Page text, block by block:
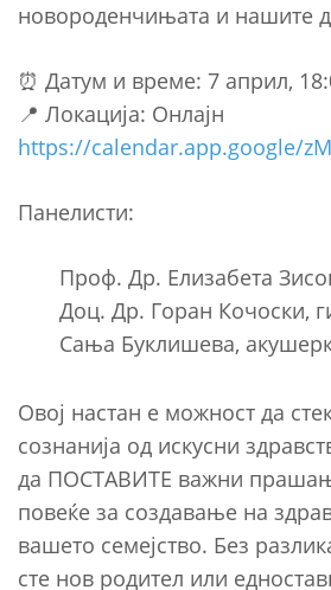
новороденчињата и нашите
⏰ Датум и време: 7 април,
📍 Локација: Онлајн
https://calendar.app.google/
Панелисти:
Проф. Др. Елизабета
Доц. Др. Горан Кочоски,
Сања Буклишева,
Овој настан е можност да
сознанија од искусни
да ПОСТАВИТЕ важни
повеќе за создавање на
вашето семејство. Без
сте нов родител или